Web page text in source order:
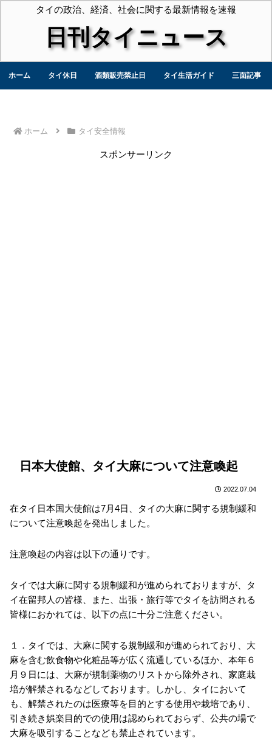
タイの政治、経済、社会に関する最新情報を速報
日刊タイニュース
ホーム タイ休日 酒類販売禁止日 タイ生活ガイド 三面記事
ホーム タイ安全情報
スポンサーリンク
日本大使館、タイ大麻について注意喚起
2022.07.04
在タイ日本国大使館は7月4日、タイの大麻に関する規制緩和
について注意喚起を発出しました。
注意喚起の内容は以下の通りです。
タイでは大麻に関する規制緩和が進められておりますが、タ
イ在留邦人の皆様、また、出張・旅行等でタイを訪問される
皆様におかれては、以下の点に十分ご注意ください。
１．タイでは、大麻に関する規制緩和が進められており、大
麻を含む飲食物や化粧品等が広く流通しているほか、本年６
月９日には、大麻が規制薬物のリストから除外され、家庭栽
培が解禁されるなどしております。しかし、タイにおいて
も、解禁されたのは医療等を目的とする使用や栽培であり、
引き続き娯楽目的での使用は認められておらず、公共の場で
大麻を吸引することなども禁止されています。